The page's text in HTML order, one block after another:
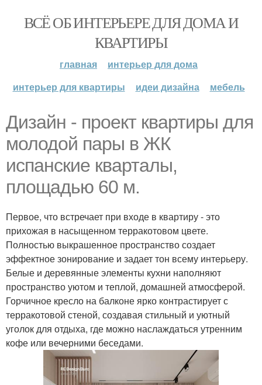
ВСЁ ОБ ИНТЕРЬЕРЕ ДЛЯ ДОМА И
КВАРТИРЫ
главная
интерьер для дома
интерьер для квартиры
идеи дизайна мебель
Дизайн - проект квартиры для
молодой пары в ЖК
испанские кварталы,
площадью 60 м.
Первое, что встречает при входе в квартиру - это
прихожая в насыщенном терракотовом цвете.
Полностью выкрашенное пространство создает
эффектное зонирование и задает тон всему интерьеру.
Белые и деревянные элементы кухни наполняют
пространство уютом и теплой, домашней атмосферой.
Горчичное кресло на балконе ярко контрастирует с
терракотовой стеной, создавая стильный и уютный
уголок для отдыха, где можно наслаждаться утренним
кофе или вечерними беседами.